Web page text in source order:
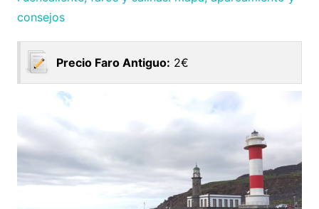
consejos
Precio Faro Antiguo: 2€